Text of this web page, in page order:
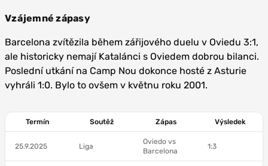
Vzájemné zápasy
Barcelona zvítězila během zářijového duelu v Oviedu 3:1,
ale historicky nemají Katalánci s Oviedem dobrou bilanci.
Poslední utkání na Camp Nou dokonce hosté z Asturie
vyhráli 1:0. Bylo to ovšem v květnu roku 2001.
Termín Soutěž Zápas Výsledek
25.9.2025 Liga
Oviedo vs
Barcelona
1:3